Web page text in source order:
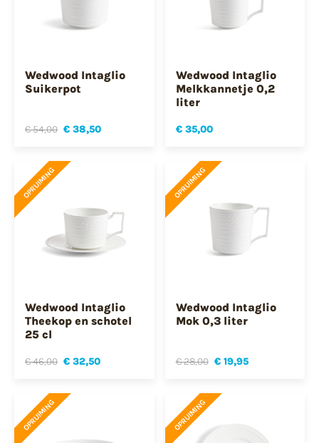
Wedwood Intaglio
Suikerpot
€ 54,00 € 38,50
Wedwood Intaglio
Melkkannetje 0,2
liter
€ 35,00
OPRUIMING
Wedwood Intaglio
Theekop en schotel
25 cl
€ 46,00 € 32,50
OPRUIMING
Wedwood Intaglio
Mok 0,3 liter
€ 28,00 € 19,95
OPRUIMING OPRUIMING